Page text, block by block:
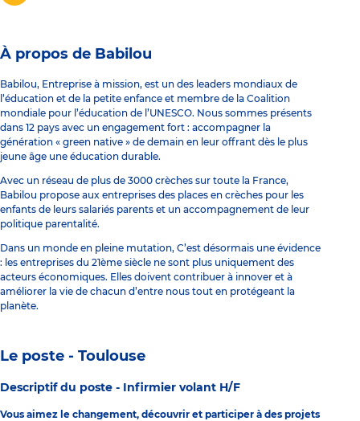
À propos de Babilou
Babilou, Entreprise à mission, est un des leaders mondiaux de
l’éducation et de la petite enfance et membre de la Coalition
mondiale pour l’éducation de l’UNESCO. Nous sommes présents
dans 12 pays avec un engagement fort : accompagner la
génération « green native » de demain en leur offrant dès le plus
jeune âge une éducation durable.
Avec un réseau de plus de 3000 crèches sur toute la France,
Babilou propose aux entreprises des places en crèches pour les
enfants de leurs salariés parents et un accompagnement de leur
politique parentalité.
Dans un monde en pleine mutation, C’est désormais une évidence
: les entreprises du 21ème siècle ne sont plus uniquement des
acteurs économiques. Elles doivent contribuer à innover et à
améliorer la vie de chacun d’entre nous tout en protégeant la
planète.
Le poste - Toulouse
Descriptif du poste - Infirmier volant H/F
Vous aimez le changement, découvrir et participer à des projets